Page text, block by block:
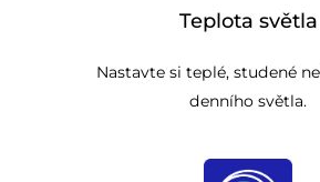
Teplota světla
Nastavte si teplé, studené
denního světla.